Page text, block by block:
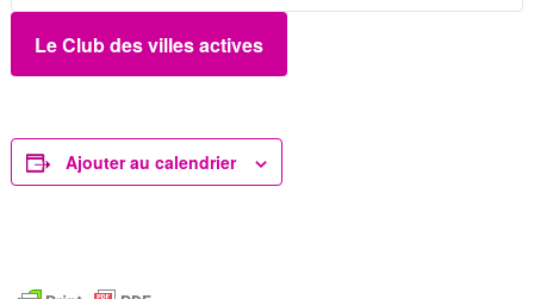
Le Club des villes actives
Ajouter au calendrier